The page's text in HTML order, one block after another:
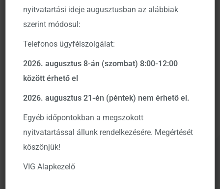
Lapát, homokzsák, csapatmunka. A váci
árvízvédelemben sem estünk szét.
nyitvatartási ideje augusztusban az alábbiak
szerint módosul:
Telefonos ügyfélszolgálat:
2026. augusztus 8-án (szombat) 8:00-12:00
között érhető el
2026. augusztus 21-én (péntek) nem érhető el.
Egyéb időpontokban a megszokott
nyitvatartással állunk rendelkezésére. Megértését
köszönjük!
VIG Alapkezelő